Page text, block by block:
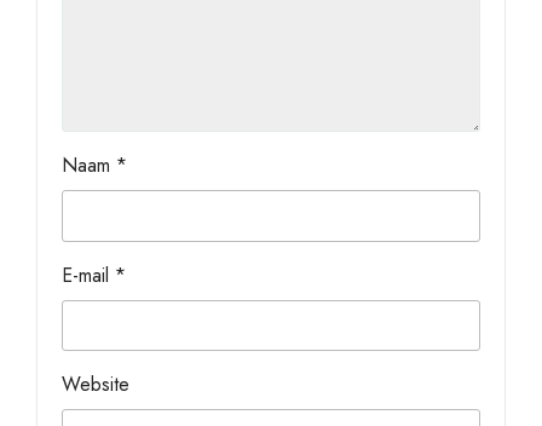
Naam *
E-mail *
Website